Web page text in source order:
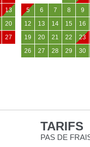
13
20
27
5 6 7 8 9
12 13 14 15 16
19 20 21 22 23
26 27 28 29 30
TARIFS
PAS DE